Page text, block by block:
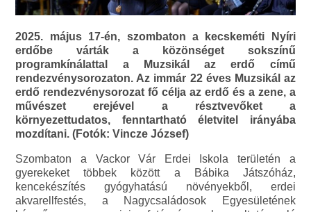
2025. május 17-én, szombaton a kecskeméti Nyíri
erdőbe várták a közönséget sokszínű
programkínálattal a Muzsikál az erdő című
rendezvénysorozaton. Az immár 22 éves Muzsikál az
erdő rendezvénysorozat fő célja az erdő és a zene, a
művészet erejével a résztvevőket a
környezettudatos, fenntartható életvitel irányába
mozdítani. (Fotók: Vincze József)
Szombaton a Vackor Vár Erdei Iskola területén a
gyerekeket többek között a Bábika Játszóház,
kencekészítés gyógyhatású növényekből, erdei
akvarellfestés, a Nagycsaládosok Egyesületének